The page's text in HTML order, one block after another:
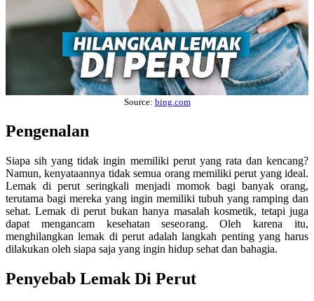
Source: bing.com
Pengenalan
Siapa sih yang tidak ingin memiliki perut yang rata dan kencang?
Namun, kenyataannya tidak semua orang memiliki perut yang ideal.
Lemak di perut seringkali menjadi momok bagi banyak orang,
terutama bagi mereka yang ingin memiliki tubuh yang ramping dan
sehat. Lemak di perut bukan hanya masalah kosmetik, tetapi juga
dapat mengancam kesehatan seseorang. Oleh karena itu,
menghilangkan lemak di perut adalah langkah penting yang harus
dilakukan oleh siapa saja yang ingin hidup sehat dan bahagia.
Penyebab Lemak Di Perut